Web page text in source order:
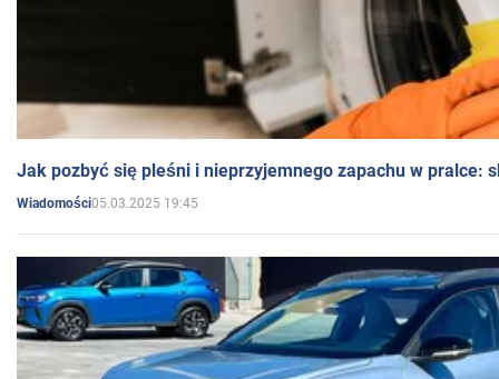
Jak pozbyć się pleśni i nieprzyjemnego zapachu w pralce:
Wiadomości05.03.2025 19:45